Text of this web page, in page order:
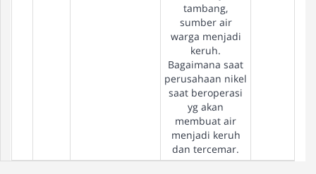
tambang,
sumber air
warga menjadi
keruh.
Bagaimana saat
perusahaan nikel
saat beroperasi
yg akan
membuat air
menjadi keruh
dan tercemar.